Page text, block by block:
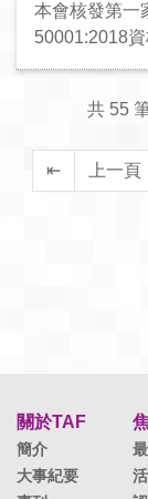
本會核發第一
50001:2018
共 55
⇤ 上一頁
關於TAF
簡介
大事紀要